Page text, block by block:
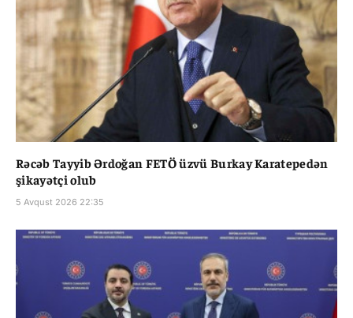
Rəcəb Tayyib Ərdoğan FETÖ üzvü Burkay Karatepedən
şikayətçi olub
5 Avqust 2026 22:35